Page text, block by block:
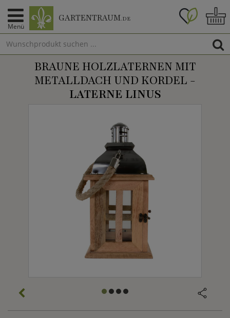
Menü
GARTENTRAUM.DE
BRAUNE HOLZLATERNEN MIT
METALLDACH UND KORDEL -
LATERNE LINUS